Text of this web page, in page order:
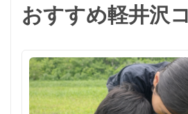
おすすめ軽井沢